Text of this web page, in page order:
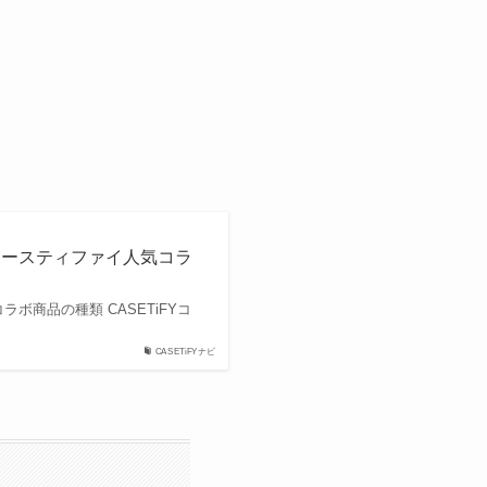
CASETiFYナビ
スティファイ人気コラ
ボ商品の種類 CASETiFYコ